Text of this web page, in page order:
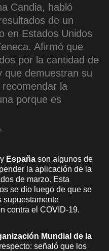
Candia, habló
de un
en Estados Unidos
Afirmó que
por la cantidad de
que demuestran su
la
porque es
y España son algunos de
la aplicación de la
de marzo. Esta
se dio luego de que se
supuestamente
contra el COVID-19.
Mundial de la
señaló que los